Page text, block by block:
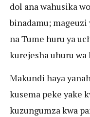
dol ana wahusika
binadamu;
na Tume huru ya
kurejesha uhuru
Makundi haya
kusema peke yake
kuzungumza kwa